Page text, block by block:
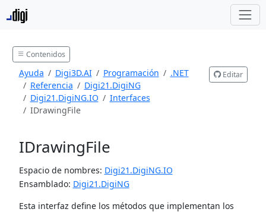
Contenidos
Ayuda Digi3D.AI Programación
.NET
Referencia
Digi21.DigiNG
Digi21.DigiNG.IO
Interfaces
IDrawingFile
Editar
IDrawingFile
Espacio de nombres: Digi21.DigiNG.IO
Ensamblado: Digi21.DigiNG
Esta interfaz define los métodos que implementan los